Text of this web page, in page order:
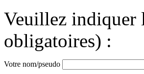
Veuillez indiquer
obligatoires) :
Votre nom/pseudo